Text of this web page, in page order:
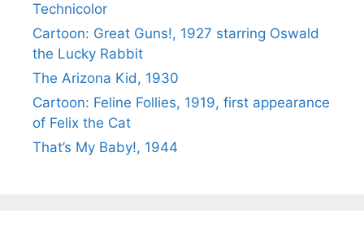
Technicolor
Cartoon: Great Guns!, 1927 starring Oswald
the Lucky Rabbit
The Arizona Kid, 1930
Cartoon: Feline Follies, 1919, first appearance
of Felix the Cat
That’s My Baby!, 1944